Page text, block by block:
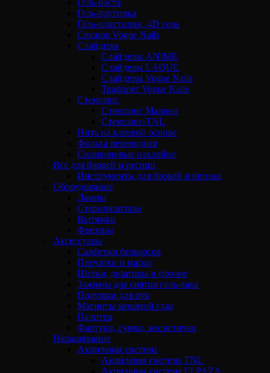
Гель-паста
Гель-паутинка
Гель-пластилин, 4D гель
Снежок Vogue Nails
Слайдеры
Слайдеры ANIME
Слайдеры LAQUE
Слайдеры Vogue Nails
Трафарет Vogue Nails
Стемпинг
Стемпинг Малина
Стемпинг-TNL
Нить на клеевой основе
Фольга переводная
Силиконовые наклейки
Все для бровей и ресниц
Инструменты для бровей и ресниц
Оборудование
Лампы
Стерилизаторы
Вытяжки
Фрезеры
Аксессуары
Салфетки безворсов
Перчатки и маски
Щетки, дозаторы и прочее
Зажимы для снятия гель-лака
Подушки для рук
Магниты кошачий глаз
Палитра
Фартуки, сумки, косметички
Наращивание
Акриловая система
Акриловая система TNL
Акриловая система ELPAZA